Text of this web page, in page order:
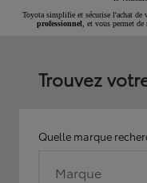
Toyota simplifie et sécurise l'achat de
professionnel , et vous permet
Trouvez
Quelle marque
Marque